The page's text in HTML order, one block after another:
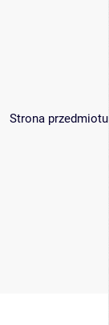
Strona przedmiotu